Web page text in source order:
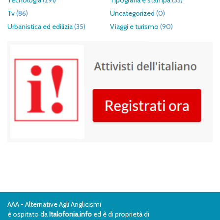
Tv(86) Uncategorized (0)
Urbanistica ed edilizia(35) Viaggi e turismo (90)
AAA - Alternative Agli Anglicismi
è ospitato daItalofonia.info ed è di proprietà di